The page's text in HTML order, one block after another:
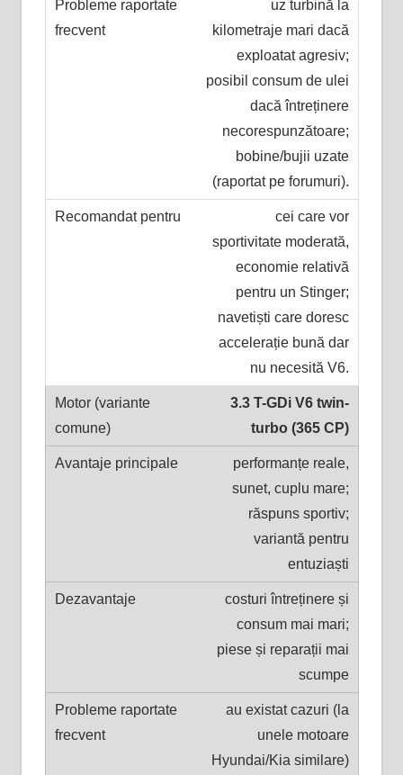
uz turbină la
kilometraje mari dacă
exploatat agresiv;
posibil consum de ulei
dacă întreținere
necorespunzătoare;
bobine/bujii uzate
(raportat pe forumuri).
cei care vor
sportivitate moderată,
economie relativă
pentru un Stinger;
navetiști care doresc
accelerație bună dar
nu necesită V6.
3.3 T-GDi V6 twin-
turbo (365 CP)
performanțe reale,
sunet, cuplu mare;
răspuns sportiv;
variantă pentru
entuziaști
costuri întreținere și
consum mai mari;
piese și reparații mai
scumpe
au existat cazuri (la
unele motoare
Hyundai/Kia similare)